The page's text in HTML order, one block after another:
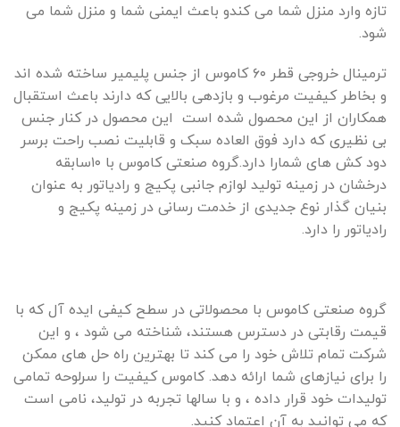
تازه وارد منزل شما می کندو باعث ایمنی شما و منزل شما می
شود.
ترمینال خروجی قطر ۶۰ کاموس از جنس پلیمیر ساخته شده اند
و بخاطر کیفیت مرغوب و بازدهی بالایی که دارند باعث استقبال
همکاران از این محصول شده است این محصول در کنار جنس
بی نظیری که دارد فوق العاده سبک و قابلیت نصب راحت برسر
دود کش های شمارا دارد.گروه صنعتی کاموس با ۱۰سابقه
درخشان در زمینه تولید لوازم جانبی پکیج و رادیاتور به عنوان
بنیان گذار نوع جدیدی از خدمت رسانی در زمینه پکیج و
رادیاتور را دارد.
گروه صنعتی کاموس با محصولاتی در سطح کیفی ایده آل که با
قیمت رقابتی در دسترس هستند، شناخته می شود ، و این
شرکت تمام تلاش خود را می کند تا بهترین راه حل های ممکن
را برای نیازهای شما ارائه دهد. کاموس کیفیت را سرلوحه تمامی
تولیدات خود قرار داده ، و با سالها تجربه در تولید، نامی است
که می توانید به آن اعتماد کنید.